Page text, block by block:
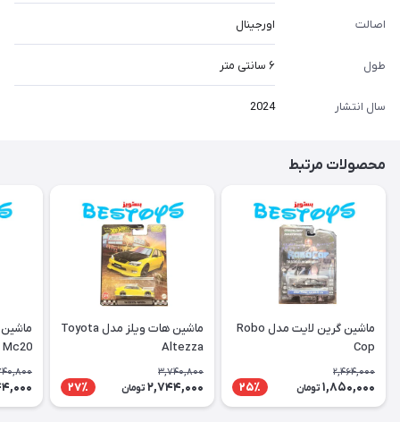
اصالت اورجینال
طول ۶ سانتی متر
سال انتشار 2024
محصولات مرتبط
ماشین گرین لایت مدل Robo
Cop
2,464,000
1,850,000 تومان 25٪
ماشین هات ویلز مدل Toyota
Altezza
3,740,800
2,744,000 تومان 27٪